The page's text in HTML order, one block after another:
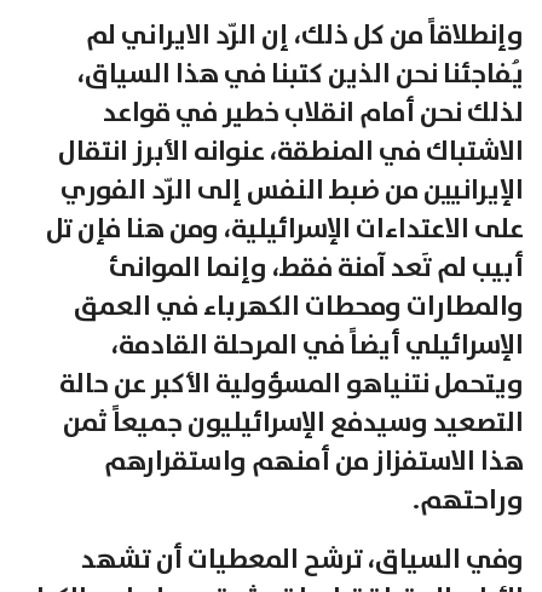
وإنطلاقاً من كل ذلك، إن الرّد الايراني لم
يُفاجئنا نحن الذين كتبنا في هذا السياق،
لذلك نحن أمام انقلاب خطير في قواعد
الاشتباك في المنطقة، عنوانه الأبرز انتقال
الإيرانيين من ضبط النفس إلى الرّد الفوري
على الاعتداءات الإسرائيلية، ومن هنا فإن تل
أبيب لم تَعد آمنة فقط، وإنما الموانئ
والمطارات ومحطات الكهرباء في العمق
الإسرائيلي أيضاً في المرحلة القادمة،
ويتحمل نتنياهو المسؤولية الأكبر عن حالة
التصعيد وسيدفع الإسرائيليون جميعاً ثمن
هذا الاستفزاز من أمنهم واستقرارهم
وراحتهم.
وفي السياق، ترشح المعطيات أن تشهد